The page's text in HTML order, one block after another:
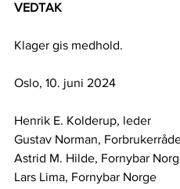
VEDTAK
Klager gis medhold.
Oslo, 10. juni 2024
Henrik E. Kolderup, leder
Gustav Norman,
Astrid M. Hilde, Fornybar
Lars Lima, Fornybar Norge